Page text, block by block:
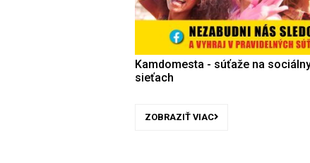
Kamdomesta - súťaže na
sieťach
ZOBRAZIŤ VIAC